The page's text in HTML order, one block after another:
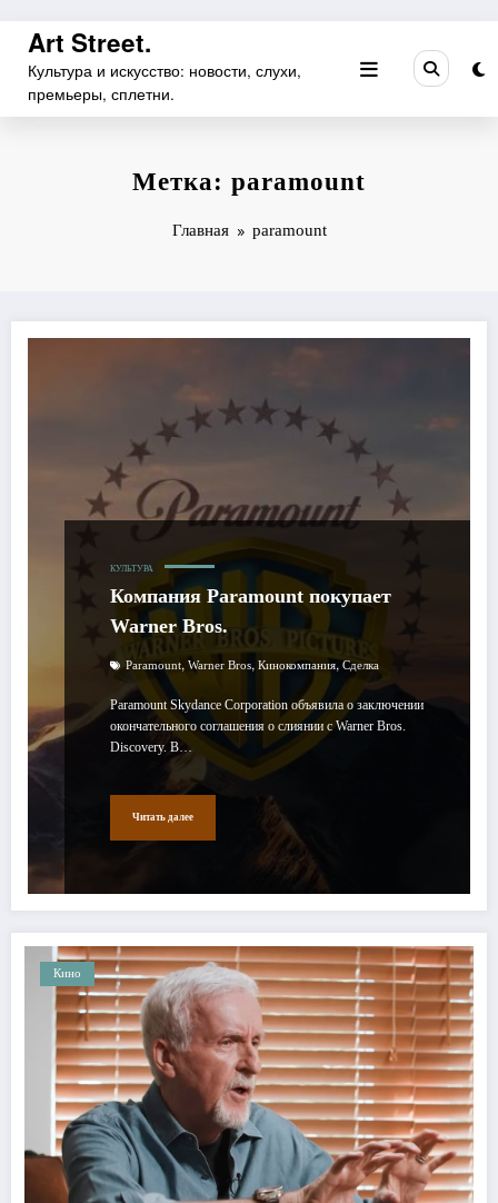
Перейти
содержимому
Art Street.
Культура и искусство: новости, слухи,
премьеры, сплетни.
Метка: paramount
Главная paramount
КУЛЬТУРА
Компания Paramount покупает
Warner Bros.
Paramount, Warner Bros, Кинокомпания,Сделка
Paramount Skydance Corporation объявила о заключении
окончательного соглашения о слиянии с Warner Bros.
Discovery. В…
Читать далее
Кино